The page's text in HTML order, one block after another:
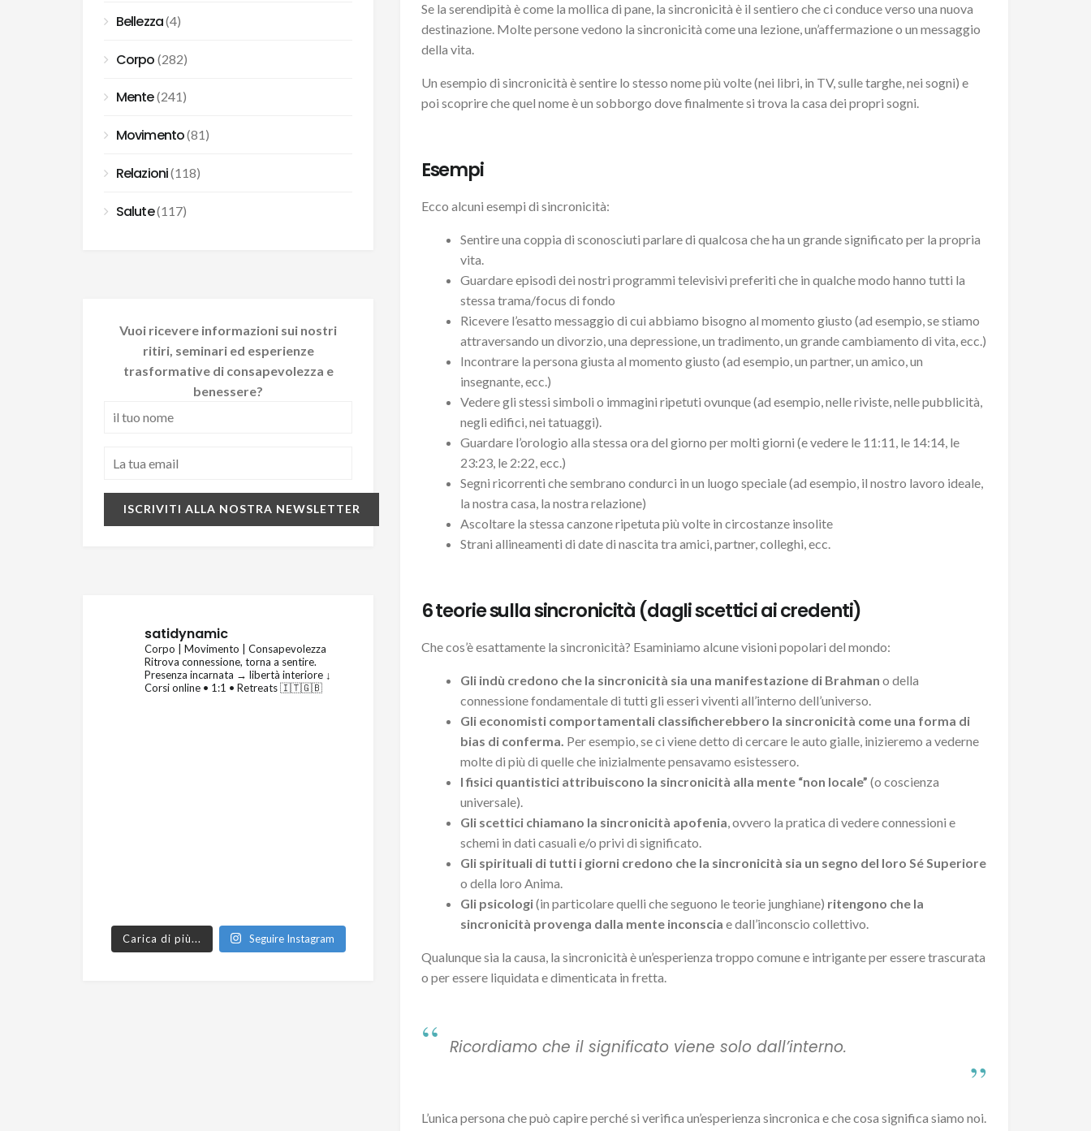
Se la serendipità è come la mollica di pane, la sincronicità è il sentiero che ci conduce verso una nuova
destinazione. Molte persone vedono la sincronicità come una lezione, un’affermazione o un messaggio
della vita.
Un esempio di sincronicità è sentire lo stesso nome più volte (nei libri, in TV, sulle targhe, nei sogni) e
poi scoprire che quel nome è un sobborgo dove finalmente si trova la casa dei propri sogni.
Esempi
Ecco alcuni esempi di sincronicità:
Sentire una coppia di sconosciuti parlare di qualcosa che ha un grande significato per la propria
vita.
Guardare episodi dei nostri programmi televisivi preferiti che in qualche modo hanno tutti la
stessa trama/focus di fondo
Ricevere l’esatto messaggio di cui abbiamo bisogno al momento giusto (ad esempio, se stiamo
attraversando un divorzio, una depressione, un tradimento, un grande cambiamento di vita, ecc.)
Incontrare la persona giusta al momento giusto (ad esempio, un partner, un amico, un
insegnante, ecc.)
Vedere gli stessi simboli o immagini ripetuti ovunque (ad esempio, nelle riviste, nelle pubblicità,
negli edifici, nei tatuaggi).
Guardare l’orologio alla stessa ora del giorno per molti giorni (e vedere le 11:11, le 14:14, le
23:23, le 2:22, ecc.)
Segni ricorrenti che sembrano condurci in un luogo speciale (ad esempio, il nostro lavoro ideale,
la nostra casa, la nostra relazione)
Ascoltare la stessa canzone ripetuta più volte in circostanze insolite
Strani allineamenti di date di nascita tra amici, partner, colleghi, ecc.
6 teorie sulla sincronicità (dagli scettici ai credenti)
Che cos’è esattamente la sincronicità? Esaminiamo alcune visioni popolari del mondo:
Gli indù credono che la sincronicità sia una manifestazione di Brahman o della
connessione fondamentale di tutti gli esseri viventi all’interno dell’universo.
Gli economisti comportamentali classificherebbero la sincronicità come una forma di
bias di conferma. Per esempio, se ci viene detto di cercare le auto gialle, inizieremo a vederne
molte di più di quelle che inizialmente pensavamo esistessero.
I fisici quantistici attribuiscono la sincronicità alla mente “non locale” (o coscienza
universale).
Gli scettici chiamano la sincronicità apofenia, ovvero la pratica di vedere connessioni e
schemi in dati casuali e/o privi di significato.
Gli spirituali di tutti i giorni credono che la sincronicità sia un segno del loro Sé Superiore
o della loro Anima.
Gli psicologi(in particolare quelli che seguono le teorie junghiane) ritengono che la
sincronicità provenga dalla mente inconscia e dall’inconscio collettivo.
Qualunque sia la causa, la sincronicità è un’esperienza troppo comune e intrigante per essere trascurata
o per essere liquidata e dimenticata in fretta.
Ricordiamo che il significato viene solo dall’interno.
L’unica persona che può capire perché si verifica un’esperienza sincronica e che cosa significa siamo noi.
Bellezza(4)
Corpo (282)
Mente(241)
Movimento(81)
Relazioni(118)
Salute(117)
Vuoi ricevere informazioni sui nostri
ritiri, seminari ed esperienze
trasformative di consapevolezza e
benessere?
satidynamic
Corpo | Movimento | Consapevolezza
Ritrova connessione, torna a sentire.
Presenza incarnata → libertà interiore↓
Corsi online • 1:1 • Retreats 🇮🇹🇬🇧
Carica di più... Seguire Instagram